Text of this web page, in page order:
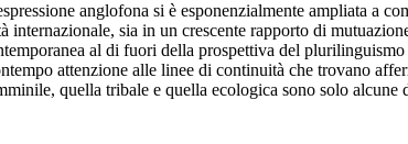
anglofona si è esponenzialmente ampliata a
internazionale, sia in un crescente rapporto di
al di fuori della prospettiva del
attenzione alle linee di continuità che trovano
quella tribale e quella ecologica sono solo